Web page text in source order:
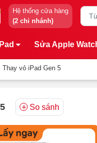
Hệ thống cửa hàng
(2 chi nhánh)
Sửa Apple
Thay vỏ iPad Gen 5
So sánh